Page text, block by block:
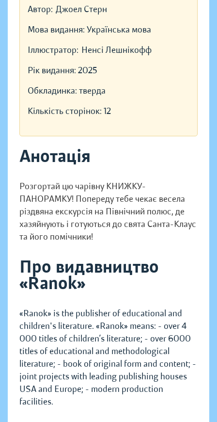
Автор: Джоел Стерн
Мова видання: Українська мова
Іллюстратор: Ненсі Лешнікофф
Рік видання: 2025
Обкладинка: тверда
Кількість сторінок: 12
Анотація
Розгортай цю чарівну КНИЖКУ-
ПАНОРАМКУ! Попереду тебе чекає весела
різдвяна екскурсія на Північний полюс, де
хазяйнують і готуються до свята Санта-Клаус
та його помічники!
Про видавництво
«Ranok»
«Ranok» is the publisher of educational and
children's literature. «Ranok» means: - over 4
000 titles of children’s literature; - over 6000
titles of educational and methodological
literature; - book of original form and content; -
joint projects with leading publishing houses
USA and Europe; - modern production
facilities.